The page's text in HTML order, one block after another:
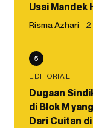
Usai Mandek
Risma Azhari 2
5
EDITORIAL
Dugaan
di Blok M
Dari Cuitan